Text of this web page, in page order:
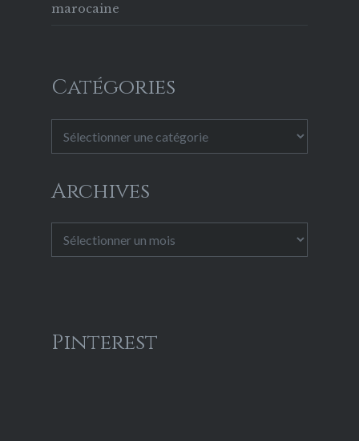
marocaine
Catégories
Archives
Pinterest